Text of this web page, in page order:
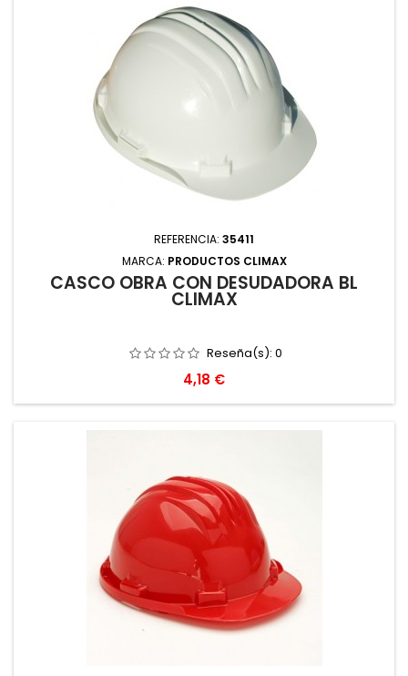
REFERENCIA: 35411
MARCA: PRODUCTOS CLIMAX
CASCO OBRA CON DESUDADORA BL
CLIMAX
Reseña(s): 0
Precio
4,18 €